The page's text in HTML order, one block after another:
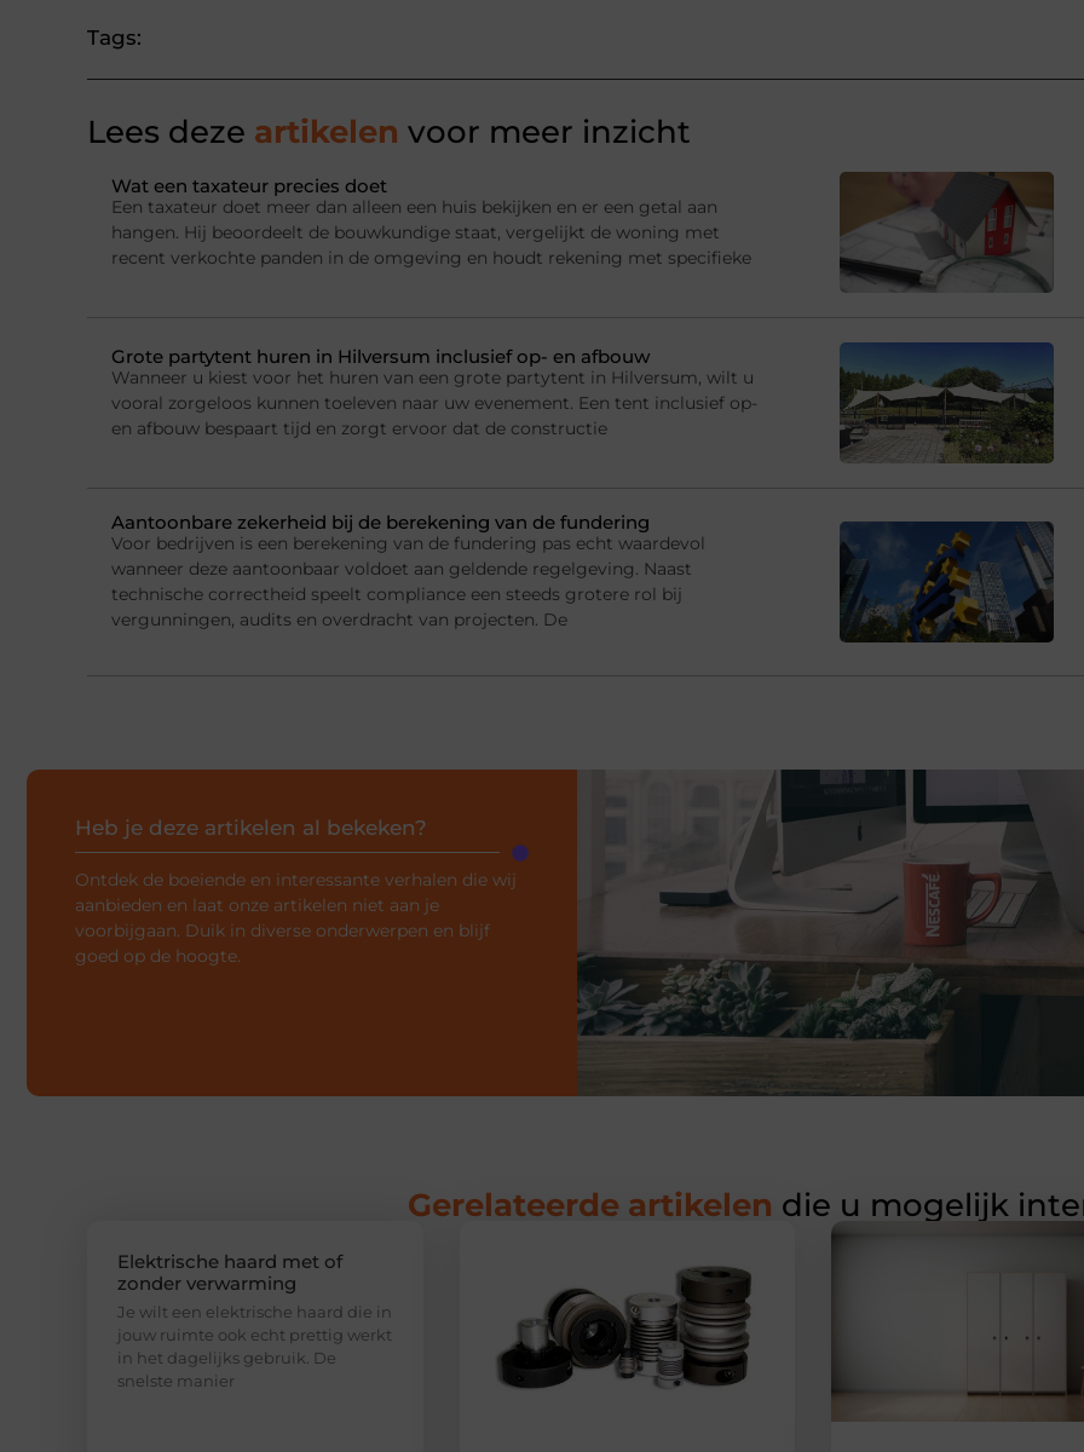
Tags:
Lees deze artikelen voor meer inzicht
Wat een taxateur precies doet
Een taxateur doet meer dan alleen een huis bekijken en er een getal aan
hangen. Hij beoordeelt de bouwkundige staat, vergelijkt de woning met
recent verkochte panden in de omgeving en houdt rekening met specifieke
Grote partytent huren in Hilversum inclusief op- en afbouw
Wanneer u kiest voor het huren van een grote partytent in Hilversum, wilt u
vooral zorgeloos kunnen toeleven naar uw evenement. Een tent inclusief op-
en afbouw bespaart tijd en zorgt ervoor dat de constructie
Aantoonbare zekerheid bij de berekening van de fundering
Voor bedrijven is een berekening van de fundering pas echt waardevol
wanneer deze aantoonbaar voldoet aan geldende regelgeving. Naast
technische correctheid speelt compliance een steeds grotere rol bij
vergunningen, audits en overdracht van projecten. De
Heb je deze artikelen al bekeken?
Ontdek de boeiende en interessante verhalen die wij
aanbieden en laat onze artikelen niet aan je
voorbijgaan. Duik in diverse onderwerpen en blijf
goed op de hoogte.
Gerelateerde artikelen die u mogelijk
Elektrische haard met of
zonder verwarming
Je wilt een elektrische haard die in
jouw ruimte ook echt prettig werkt
in het dagelijks gebruik. De
snelste manier